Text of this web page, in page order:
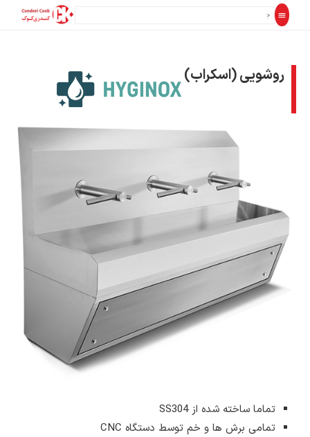
تماما ساخته شده از SS304
تمامی برش ها و خم توسط دستگاه CNC
روشویی (اسکراب)